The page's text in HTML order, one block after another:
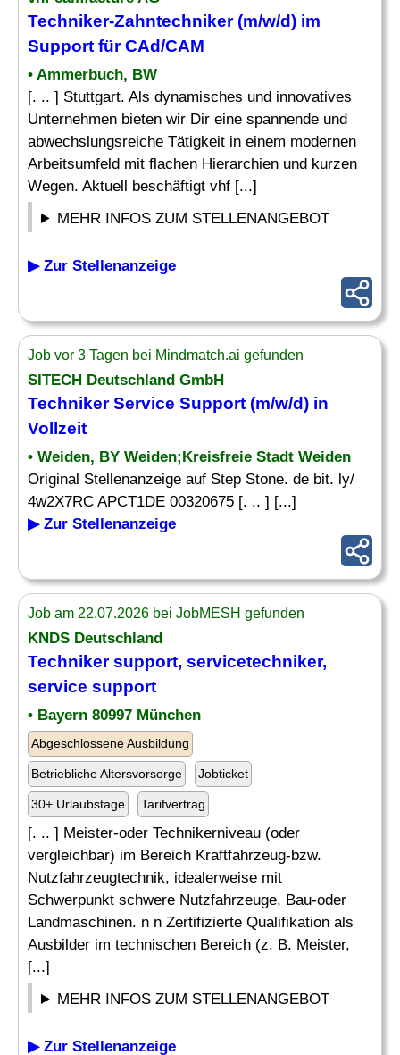
Techniker-Zahntechniker (m/w/d) im
Support für CAd/CAM
• Ammerbuch, BW
[. .. ] Stuttgart. Als dynamisches und innovatives
Unternehmen bieten wir Dir eine spannende und
abwechslungsreiche Tätigkeit in einem modernen
Arbeitsumfeld mit flachen Hierarchien und kurzen
Wegen. Aktuell beschäftigt vhf [...]
MEHR INFOS ZUM STELLENANGEBOT
▶ Zur Stellenanzeige
Job vor 3 Tagen bei Mindmatch.ai gefunden
SITECH Deutschland GmbH
Techniker Service Support (m/w/d) in
Vollzeit
• Weiden, BY Weiden;Kreisfreie Stadt Weiden
Original Stellenanzeige auf Step Stone. de bit. ly/
4w2X7RC APCT1DE 00320675 [. .. ] [...]
▶ Zur Stellenanzeige
Job am 22.07.2026 bei JobMESH gefunden
KNDS Deutschland
Techniker support, servicetechniker,
service support
• Bayern 80997 München
Abgeschlossene Ausbildung
Betriebliche Altersvorsorge Jobticket
30+ Urlaubstage Tarifvertrag
[. .. ] Meister-oder Technikerniveau (oder
vergleichbar) im Bereich Kraftfahrzeug-bzw.
Nutzfahrzeugtechnik, idealerweise mit
Schwerpunkt schwere Nutzfahrzeuge, Bau-oder
Landmaschinen. n n Zertifizierte Qualifikation als
Ausbilder im technischen Bereich (z. B. Meister,
[...]
MEHR INFOS ZUM STELLENANGEBOT
▶ Zur Stellenanzeige